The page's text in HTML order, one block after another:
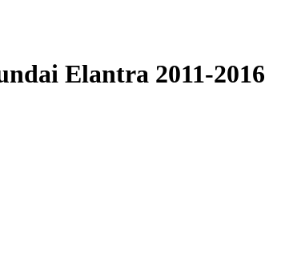
Elantra 2011-2016